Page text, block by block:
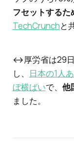
フセットするた
TechCrunchと
↔️厚労省は29日
し、
日本の1人
ぼ横ばいで、 他
ました。